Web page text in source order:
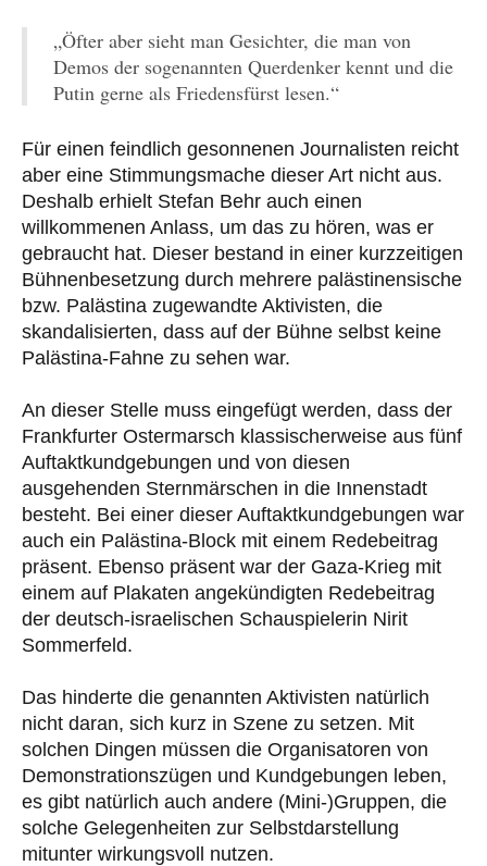
„Öfter aber sieht man Gesichter, die man von
Demos der sogenannten Querdenker kennt und die
Putin gerne als Friedensfürst lesen.“
Für einen feindlich gesonnenen Journalisten reicht
aber eine Stimmungsmache dieser Art nicht aus.
Deshalb erhielt Stefan Behr auch einen
willkommenen Anlass, um das zu hören, was er
gebraucht hat. Dieser bestand in einer kurzzeitigen
Bühnenbesetzung durch mehrere palästinensische
bzw. Palästina zugewandte Aktivisten, die
skandalisierten, dass auf der Bühne selbst keine
Palästina-Fahne zu sehen war.
An dieser Stelle muss eingefügt werden, dass der
Frankfurter Ostermarsch klassischerweise aus fünf
Auftaktkundgebungen und von diesen
ausgehenden Sternmärschen in die Innenstadt
besteht. Bei einer dieser Auftaktkundgebungen war
auch ein Palästina-Block mit einem Redebeitrag
präsent. Ebenso präsent war der Gaza-Krieg mit
einem auf Plakaten angekündigten Redebeitrag
der deutsch-israelischen Schauspielerin Nirit
Sommerfeld.
Das hinderte die genannten Aktivisten natürlich
nicht daran, sich kurz in Szene zu setzen. Mit
solchen Dingen müssen die Organisatoren von
Demonstrationszügen und Kundgebungen leben,
es gibt natürlich auch andere (Mini-)Gruppen, die
solche Gelegenheiten zur Selbstdarstellung
mitunter wirkungsvoll nutzen.